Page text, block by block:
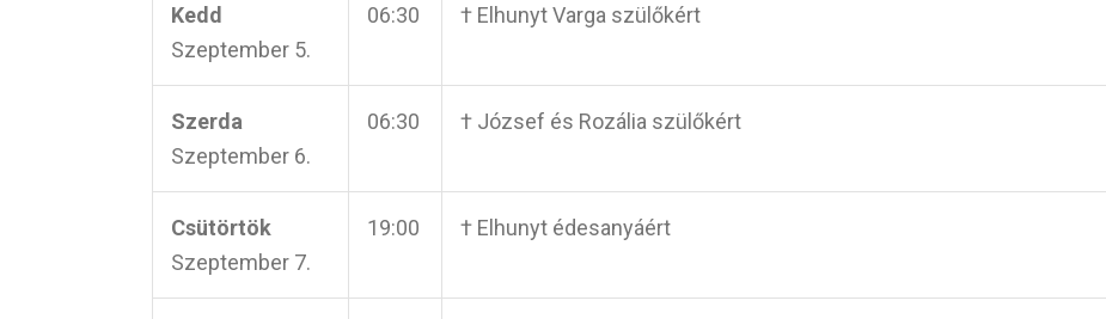
Kedd
Szeptember 5.
06:30 † Elhunyt Varga szülőkért
Szerda
Szeptember 6.
06:30 † József és Rozália szülőkért
Csütörtök
Szeptember 7.
19:00 † Elhunyt édesanyáért